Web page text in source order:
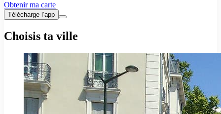
Obtenir ma carte
Télécharge l’app
Choisis ta ville